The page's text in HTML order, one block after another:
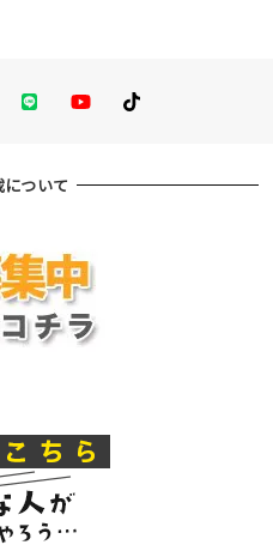
LINE You TubeTikTok
ついて